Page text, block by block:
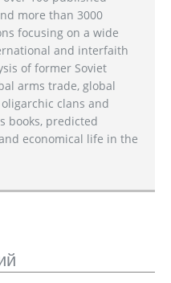
more than 3000
focusing on a wide
and interfaith
of former Soviet
arms trade, global
clans and
books, predicted
economical life in the